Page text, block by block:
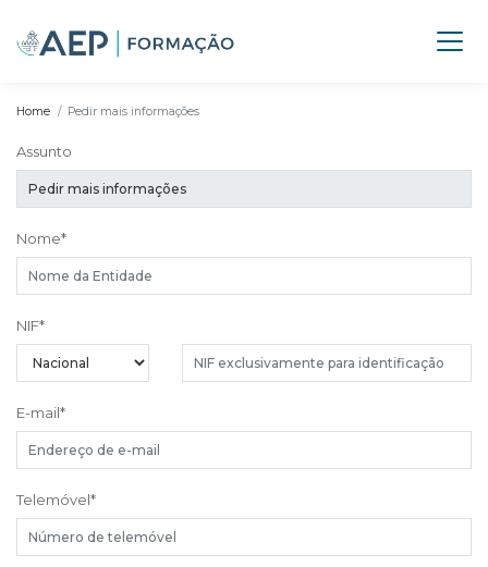
Home Pedir mais informações
Assunto
Nome*
NIF*
E-mail*
Telemóvel*